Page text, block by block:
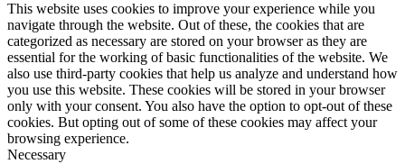
This website uses cookies to improve your experience while you
navigate through the website. Out of these, the cookies that are
categorized as necessary are stored on your browser as they are
essential for the working of basic functionalities of the website. We
also use third-party cookies that help us analyze and understand how
you use this website. These cookies will be stored in your browser
only with your consent. You also have the option to opt-out of these
cookies. But opting out of some of these cookies may affect your
browsing experience.
Necessary